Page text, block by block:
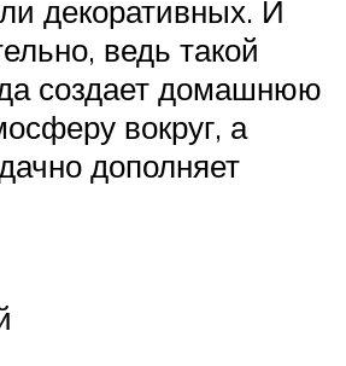
декоративных. И
ведь такой
создает домашнюю
вокруг, а
дополняет